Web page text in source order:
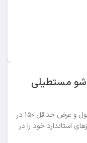
مستطیلی
سایز میز پلاستیکی بلند مدل مستطیلی با طول و عرض حداقل ۱۵۰ در
استاندارد خود را در